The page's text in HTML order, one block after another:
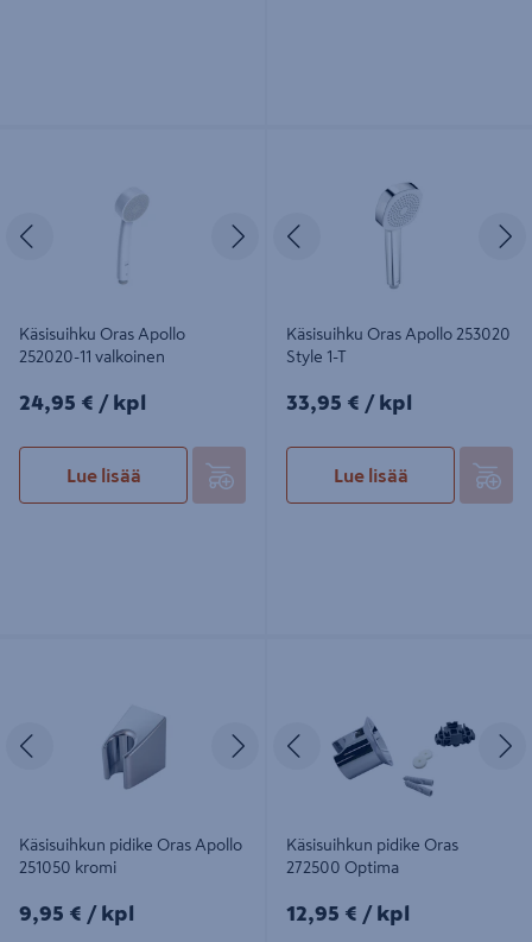
Seuraava
Käsisuihku Oras Apollo
252020-11 valkoinen
24,95€/kpl
24,95 € / kpl
Lue lisää
Edellinen
Käsisuihku Oras Apollo 253020
Style 1-T
33,95€/kpl
33,95 € / kpl
Lue lisää
Edellinen Seuraava
Käsisuihkun pidike Oras Apollo
251050 kromi
9,95€/kpl
9,95 € / kpl
Edellinen
Käsisuihkun pidike Oras
272500 Optima
12,95€/kpl
12,95 € / kpl